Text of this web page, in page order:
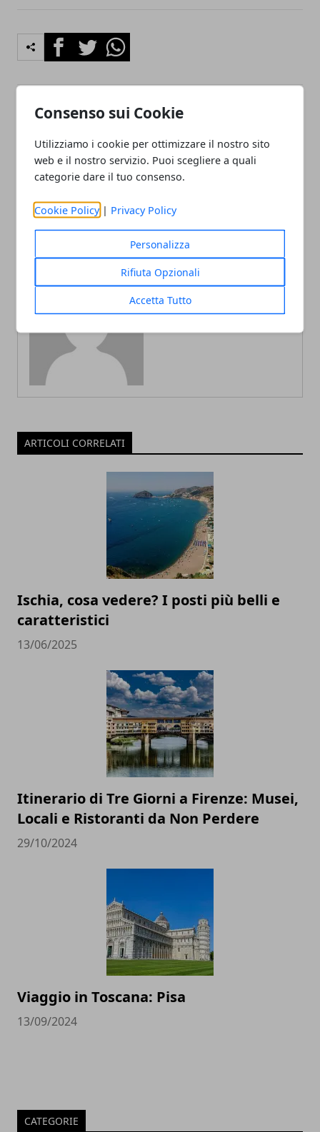
Consenso sui Cookie
Utilizziamo i cookie per ottimizzare il nostro sito
web e il nostro servizio. Puoi scegliere a quali
categorie dare il tuo consenso.
Cookie Policy | Privacy Policy
Personalizza
Rifiuta Opzionali
Accetta Tutto
FacebookTwitterWhatsapp
Articolo Precedente
Borghi della Sicilia da
visitare: Castel di Tusa,
Savoca e Montalbano
Elicona (Messina), Agira
Agosto 2011 Vacanze al
mare in Sardegna a San
Teodoro: offerta viaggio
Redazione
ARTICOLI CORRELATI
Ischia, cosa vedere? I posti più belli e
caratteristici
13/06/2025
Itinerario di Tre Giorni a Firenze: Musei,
Locali e Ristoranti da Non Perdere
29/10/2024
Viaggio in Toscana: Pisa
13/09/2024
CATEGORIE